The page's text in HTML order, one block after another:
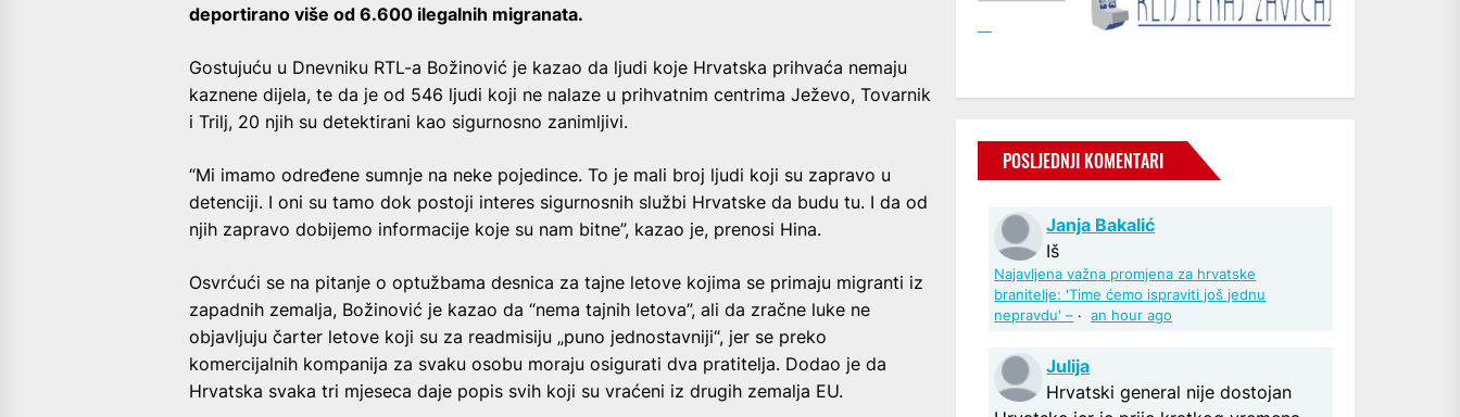
deportirano više od 6.600 ilegalnih migranata.
Gostujuću u Dnevniku RTL-a Božinović je kazao da ljudi koje Hrvatska prihvaća nemaju
kaznene dijela, te da je od 546 ljudi koji ne nalaze u prihvatnim centrima Ježevo, Tovarnik
i Trilj, 20 njih su detektirani kao sigurnosno zanimljivi.
“Mi imamo određene sumnje na neke pojedince. To je mali broj ljudi koji su zapravo u
detenciji. I oni su tamo dok postoji interes sigurnosnih službi Hrvatske da budu tu. I da od
njih zapravo dobijemo informacije koje su nam bitne”, kazao je, prenosi Hina.
Osvrćući se na pitanje o optužbama desnica za tajne letove kojima se primaju migranti iz
zapadnih zemalja, Božinović je kazao da “nema tajnih letova”, ali da zračne luke ne
objavljuju čarter letove koji su za readmisiju „puno jednostavniji“, jer se preko
komercijalnih kompanija za svaku osobu moraju osigurati dva pratitelja. Dodao je da
Hrvatska svaka tri mjeseca daje popis svih koji su vraćeni iz drugih zemalja EU.
POSLJEDNJI KOMENTARI
Janja Bakalić
Iš
Najavljena važna promjena za hrvatske
branitelje: 'Time ćemo ispraviti još jednu
nepravdu' – ·an hour ago
Julija
Hrvatski general nije dostojan